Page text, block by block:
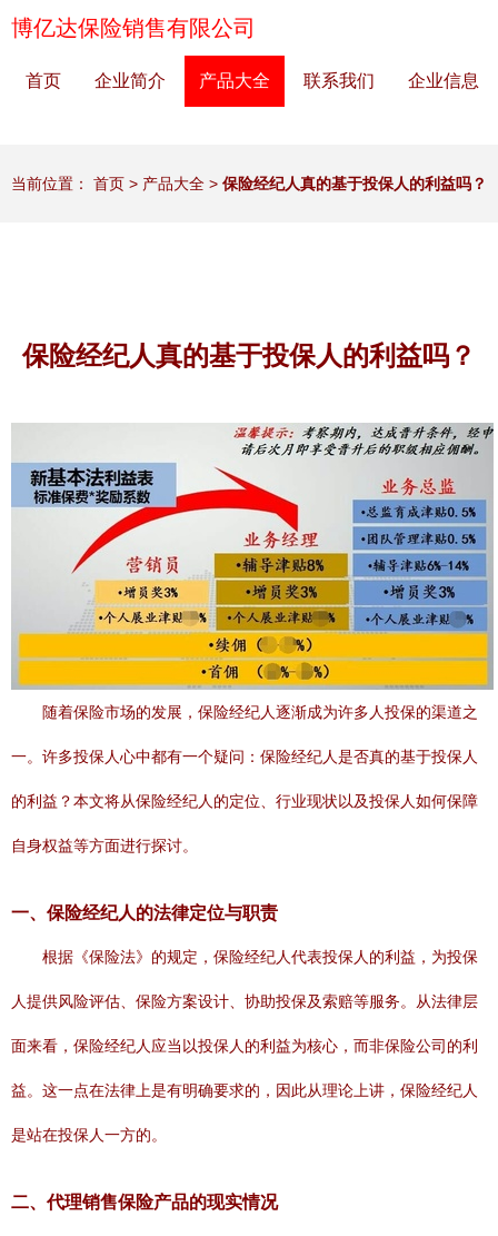
博亿达保险销售有限公司
首页 企业简介 产品大全 联系我们 企业信息
当前位置： 首页 > 产品大全 > 保险经纪人真的基于投保人的利益吗？
保险经纪人真的基于投保人的利益吗？
随着保险市场的发展，保险经纪人逐渐成为许多人投保的渠道之
一。许多投保人心中都有一个疑问：保险经纪人是否真的基于投保人
的利益？本文将从保险经纪人的定位、行业现状以及投保人如何保障
自身权益等方面进行探讨。
一、保险经纪人的法律定位与职责
根据《保险法》的规定，保险经纪人代表投保人的利益，为投保
人提供风险评估、保险方案设计、协助投保及索赔等服务。从法律层
面来看，保险经纪人应当以投保人的利益为核心，而非保险公司的利
益。这一点在法律上是有明确要求的，因此从理论上讲，保险经纪人
是站在投保人一方的。
二、代理销售保险产品的现实情况